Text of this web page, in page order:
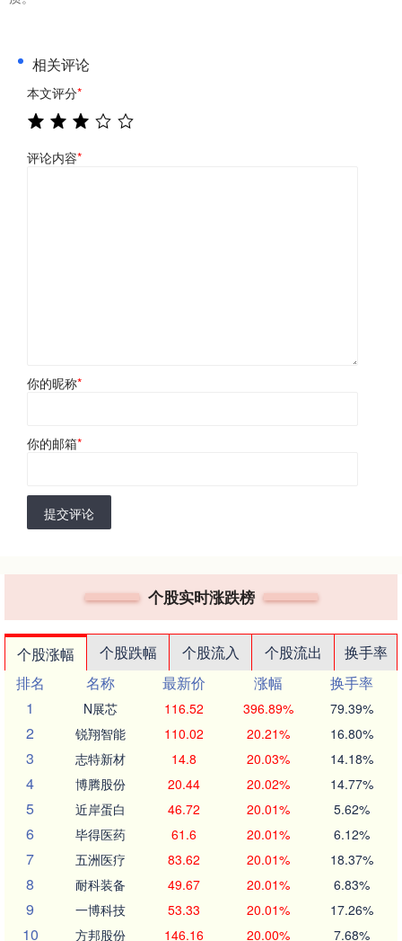
相关评论
本文评分*
评论内容*
你的昵称*
你的邮箱*
提交评论
个股实时涨跌榜
个股涨幅 个股跌幅 个股流入 个股流出
换手率
排名
名称 最新价 涨幅
换手率
1
N展芯 116.52 396.89% 79.39%
2 锐翔智能 110.02 20.21% 16.80%
3 志特新材 14.8 20.03% 14.18%
4 博腾股份 20.44 20.02% 14.77%
5 近岸蛋白 46.72 20.01% 5.62%
6 毕得医药 61.6 20.01% 6.12%
7 五洲医疗 83.62 20.01% 18.37%
8 耐科装备 49.67 20.01% 6.83%
9 一博科技 53.33 20.01% 17.26%
10 方邦股份 146.16 20.00% 7.68%